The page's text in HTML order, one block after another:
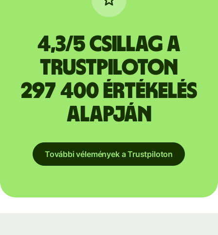
4,3/5 csillag a
Trustpiloton
297 400 értékelés
alapján
További vélemények a Trustpiloton